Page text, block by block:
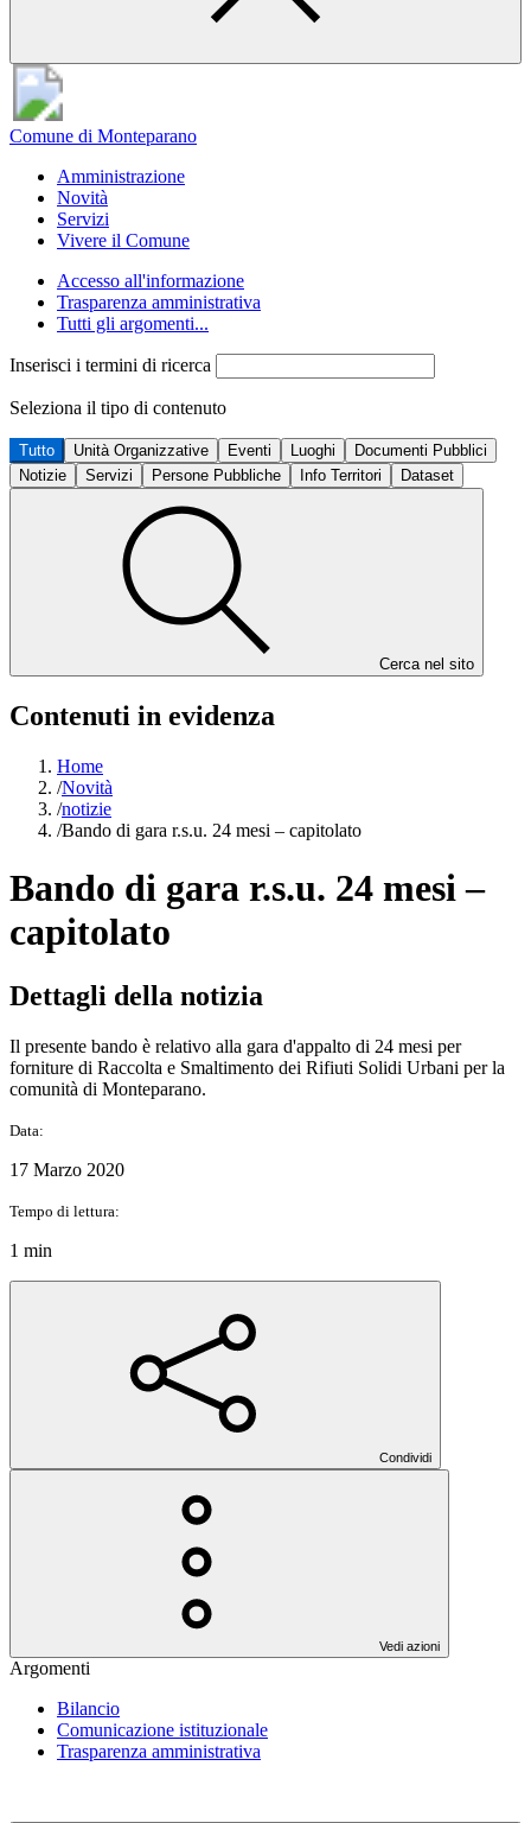
Comune di Monteparano
Amministrazione
Novità
Servizi
Vivere il Comune
Accesso all'informazione
Trasparenza amministrativa
Tutti gli argomenti...
Inserisci i termini di ricerca
Seleziona il tipo di contenuto
Tutto Unità Organizzative Eventi Luoghi
Documenti Pubblici
Notizie
Servizi Persone Pubbliche Info Territori Dataset
Cerca nel sito
Contenuti in evidenza
Home
/Novità
/notizie
/Bando di gara r.s.u. 24 mesi – capitolato
Bando di gara r.s.u. 24 mesi –
capitolato
Dettagli della notizia
Il presente bando è relativo alla gara d'appalto di 24 mesi per
forniture di Raccolta e Smaltimento dei Rifiuti Solidi Urbani per la
comunità di Monteparano.
Data:
17 Marzo 2020
Tempo di lettura:
1 min
Condividi
Vedi azioni
Argomenti
Bilancio
Comunicazione istituzionale
Trasparenza amministrativa